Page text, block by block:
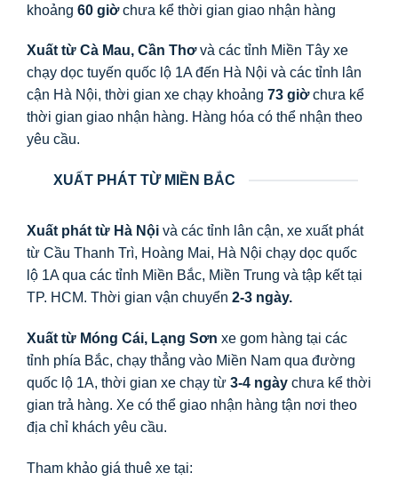
khoảng 60 giờchưa kể thời gian giao nhận hàng
Xuất từ Cà Mau, Cần Thơvà các tỉnh Miền Tây xe
chạy dọc tuyến quốc lộ 1A đến Hà Nội và các tỉnh lân
cận Hà Nội, thời gian xe chạy khoảng 73 giờchưa kể
thời gian giao nhận hàng. Hàng hóa có thể nhận theo
yêu cầu.
XUẤT PHÁT TỪ MIỀN BẮC
Xuất phát từ Hà Nội và các tỉnh lân cận, xe xuất phát
từ Cầu Thanh Trì, Hoàng Mai, Hà Nội chạy dọc quốc
lộ 1A qua các tỉnh Miền Bắc, Miền Trung và tập kết tại
TP. HCM. Thời gian vận chuyển 2-3 ngày.
Xuất từ Móng Cái, Lạng Sơn xe gom hàng tại các
tỉnh phía Bắc, chạy thẳng vào Miền Nam qua đường
quốc lộ 1A, thời gian xe chạy từ 3-4 ngày chưa kể thời
gian trả hàng. Xe có thể giao nhận hàng tận nơi theo
địa chỉ khách yêu cầu.
Tham khảo giá thuê xe tại: